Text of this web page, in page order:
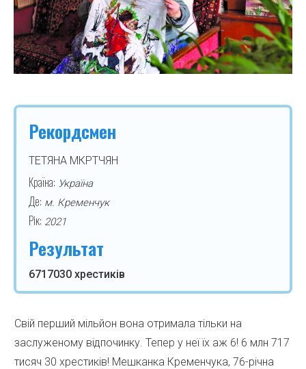
Рекордсмен
ТЕТЯНА МКРТЧЯН
Країна: Україна
Де: м. Кременчук
Рік: 2021
Результат
6717030 хрестиків
Свій перший мільйон вона отримала тільки на
заслуженому відпочинку. Тепер у неї їх аж 6! 6 млн 717
тисяч 30 хрестиків! Мешканка Кременчука, 76-річна